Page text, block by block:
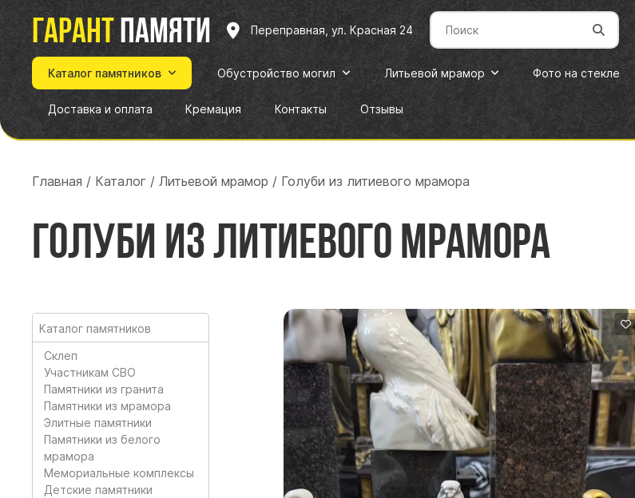
Гарантпамяти Переправная, ул. Красная 24
Каталог памятников Обустройство могил Литьевой мрамор Фото на стекле
Доставка и оплата Кремация Контакты Отзывы
Главная / Каталог / Литьевой мрамор / Голуби из литиевого мрамора
Голуби из литиевого мрамора
Каталог памятников
Склеп
Участникам СВО
Памятники из гранита
Памятники из мрамора
Элитные памятники
Памятники из белого
мрамора
Мемориальные комплексы
Детские памятники